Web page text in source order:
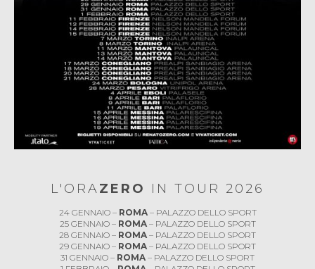
L'ORAZERO IN TOUR 2026
24 GENNAIO – ROMA– PALAZZO DELLO SPORT
25 GENNAIO – ROMA– PALAZZO DELLO SPORT
28 GENNAIO – ROMA – PALAZZO DELLO SPORT
29 GENNAIO – ROMA – PALAZZO DELLO SPORT
31 GENNAIO – ROMA – PALAZZO DELLO SPORT